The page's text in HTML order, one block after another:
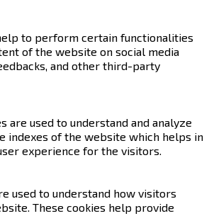
to perform certain functionalities
of the website on social media
and other third-party
are used to understand and analyze
indexes of the website which helps in
experience for the visitors.
used to understand how visitors
These cookies help provide